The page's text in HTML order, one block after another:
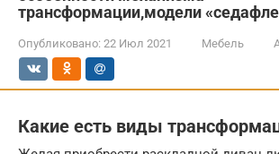
трансформации,модели
Опубликовано: 22 Июл 2021 Мебель
Какие есть виды